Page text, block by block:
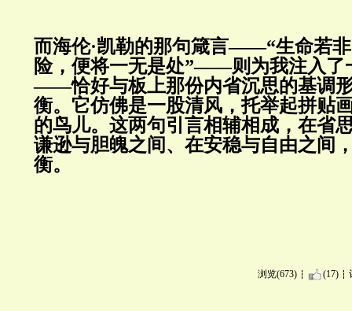
而海伦·凯勒的那句箴言——“生命若
险，便将一无是处”——则为我注入了
——恰好与板上那份内省沉思的基调
衡。它仿佛是一股清风，托举起拼贴
的鸟儿。 这两句引言相辅相成，在省
谦逊与胆魄之间、在安稳与自由之间
衡。
浏览(673) (17)